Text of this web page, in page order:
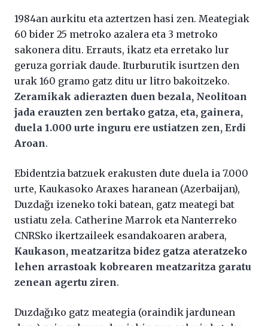
1984an aurkitu eta aztertzen hasi zen. Meategiak
60 bider 25 metroko azalera eta 3 metroko
sakonera ditu. Errauts, ikatz eta erretako lur
geruza gorriak daude. Iturburutik isurtzen den
urak 160 gramo gatz ditu ur litro bakoitzeko.
Zeramikak adierazten duen bezala, Neolitoan
jada erauzten zen bertako gatza, eta, gainera,
duela 1.000 urte inguru ere ustiatzen zen, Erdi
Aroan.
Ebidentzia batzuek erakusten dute duela ia 7.000
urte, Kaukasoko Araxes haranean (Azerbaijan),
Duzdağı izeneko toki batean, gatz meategi bat
ustiatu zela. Catherine Marrok eta Nanterreko
CNRSko ikertzaileek esandakoaren arabera,
Kaukason, meatzaritza bidez gatza ateratzeko
lehen arrastoak kobrearen meatzaritza garatu
zenean agertu ziren.
Duzdağıko gatz meategia (oraindik jardunean